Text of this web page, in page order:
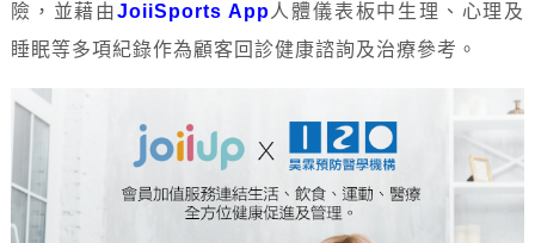
險，並藉由JoiiSports App人體儀表板中生理、心理及
睡眠等多項紀錄作為顧客回診健康諮詢及治療參考。